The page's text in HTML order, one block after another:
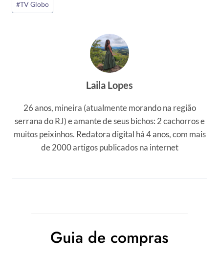
Post:
#TV Globo
Laila Lopes
26 anos, mineira (atualmente morando na região
serrana do RJ) e amante de seus bichos: 2 cachorros e
muitos peixinhos. Redatora digital há 4 anos, com mais
de 2000 artigos publicados na internet
Guia de compras